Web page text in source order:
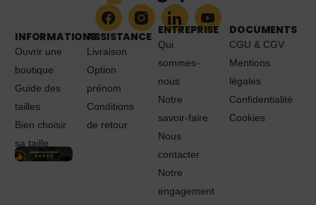
INFORMATIONS
Ouvrir une
boutique
Guide des
tailles
Bien choisir
sa taille
ASSISTANCE
Livraison
Option
prénom
Conditions
de retour
ENTREPRISE
Qui
sommes-
nous
Notre
savoir-faire
Nous
contacter
Notre
engagement
DOCUMENTS
CGU & CGV
Mentions
légales
Confidentialité
Cookies